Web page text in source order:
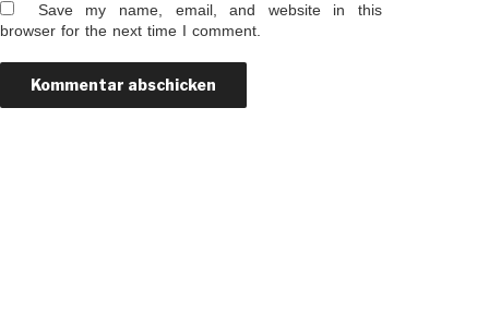
Save my name, email, and website in this
browser for the next time I comment.